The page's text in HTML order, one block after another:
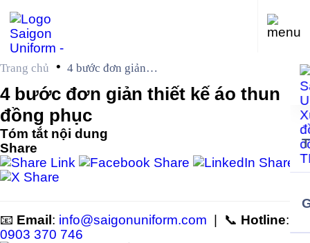
Trang chủ • 4 bước đơn giản
thiết kế áo thun
đồng phục
4 bước đơn giản thiết kế áo thun
đồng phục
Tóm tắt nội dung
Share
📧 Email: info@saigonuniform.com | 📞 Hotline:
0903 370 746